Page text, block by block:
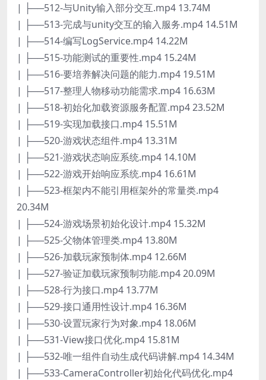
| ├──512-与Unity输入部分交互.mp4 13.74M
| ├──513-完成与unity交互的输入服务.mp4 14.51M
| ├──514-编写LogService.mp4 14.22M
| ├──515-功能测试的重要性.mp4 15.24M
| ├──516-要培养解决问题的能力.mp4 19.51M
| ├──517-整理人物移动功能需求.mp4 16.63M
| ├──518-初始化加载资源服务配置.mp4 23.52M
| ├──519-实现加载接口.mp4 15.51M
| ├──520-游戏状态组件.mp4 13.31M
| ├──521-游戏状态响应系统.mp4 14.10M
| ├──522-游戏开始响应系统.mp4 16.61M
| ├──523-框架内不能引用框架外的常量类.mp4
20.34M
| ├──524-游戏场景初始化设计.mp4 15.32M
| ├──525-父物体管理类.mp4 13.80M
| ├──526-加载玩家预制体.mp4 12.66M
| ├──527-验证加载玩家预制功能.mp4 20.09M
| ├──528-行为接口.mp4 13.77M
| ├──529-接口通用性设计.mp4 16.36M
| ├──530-设置玩家行为对象.mp4 18.06M
| ├──531-View接口优化.mp4 15.81M
| ├──532-唯一组件自动生成代码讲解.mp4 14.34M
| ├──533-CameraController初始化代码优化.mp4